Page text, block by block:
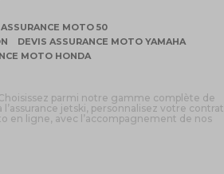
MOTO 50
DEVIS ASSURANCE MOTO YAMAHA
MOTO HONDA
parmi notre gamme complète de
jetski, personnalisez votre contrat
en ligne, avec l’accompagnement de nos